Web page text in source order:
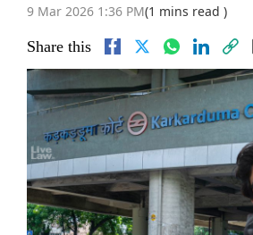
9 Mar 2026 1:36 PM(1 mins read )
Share this